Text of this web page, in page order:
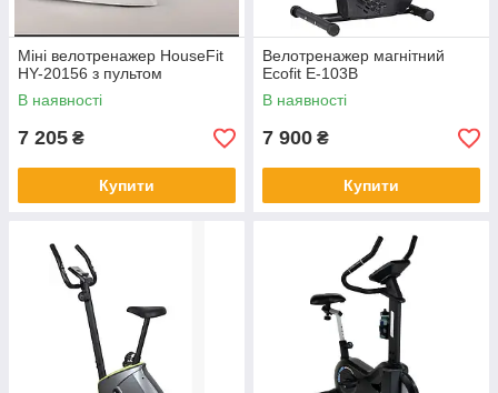
Міні велотренажер HouseFit
HY-20156 з пультом
В наявності
7 205 ₴
Купити
Велотренажер магнітний
Ecofit E-103B
В наявності
7 900 ₴
Купити